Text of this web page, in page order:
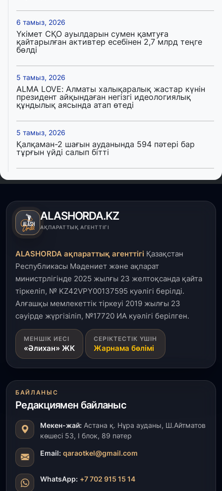
6 тамыз, 2026
Үкімет СҚО ауылдарын сумен қамтуға
қайтарылған активтер есебінен 2,7 млрд теңге
бөлді
5 тамыз, 2026
ALMA LOVE: Алматы халықаралық жастар күнін
президент айқындаған негізгі идеологиялық
құндылық аясында атап өтеді
5 тамыз, 2026
Қалқаман-2 шағын ауданында 594 пәтері бар
тұрғын үйді салып бітті
4 тамыз, 2026
артады – Үкімет отырысы
3 тамыз, 2026
Өңірлерде жаңа вокзалдар, су құбыры,
пайдалануға берілді
3 тамыз, 2026
Қызылордада 300 орындық аурухана,
Президенттік кітапхана және жаңа театр
салынып жатыр
1 тамыз, 2026
Кинопоиск Қазақстан азаматтарының ең
танымал онлайн-кинотеатрына айналды
Ақмола облысындағы кездесуде кәсіпкерлер мен
ұстаздар «Әділет» партиясына өз ұсыныстарын
айтты
31 шілде, 2026
ҚР Президенті Орталық Азия елдеріне
ұзақмерзімді ынтымақтастық жоспарын әзірлеуді
ұсынды
ALASHORDA.KZ
АҚПАРАТТЫҚ АГЕНТТІГІ
ALASHORDA ақпараттық агенттігі Қазақстан
Республикасы Мәдениет және ақпарат
министрлігінде 2025 жылғы 23 желтоқсанда қайта
тіркеліп, № KZ42VPY00137595 куәлігі берілді.
Алғашқы мемлекеттік тіркеуі 2019 жылғы 23
сәуірде жүргізіліп, №17720 ИА куәлігі берілген.
МЕНШІК ИЕСІ
«Әлихан» ЖК
СЕРІКТЕСТІК ҮШІН
Жарнама бөлімі
БАЙЛАНЫС
Редакциямен байланыс
Мекен-жай: Астана қ. Нұра ауданы, Ш.Айтматов
көшесі 53, І блок, 89 пәтер
Email: qaraotkel@gmail.com
WhatsApp: +7 702 915 15 14